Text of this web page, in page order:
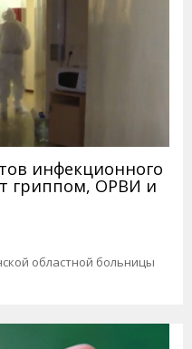
инфекционного
гриппом, ОРВИ и
областной больницы